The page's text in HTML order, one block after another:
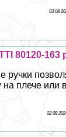
03 08
80120-163
ручки
на плече или в
02 08